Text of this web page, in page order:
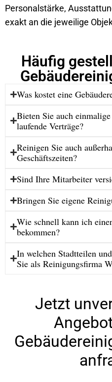
Personalstärke,
exakt an die jeweilige
Häufig
Was kostet eine
Bieten Sie auch
laufende Verträge?
Reinigen Sie auch
Geschäftszeiten?
Sind Ihre Mitarbeiter
Bringen Sie eigene
Wie schnell kann ich
bekommen?
In welchen Stadtteilen
Sie als Reinigungsfirma
Jetzt